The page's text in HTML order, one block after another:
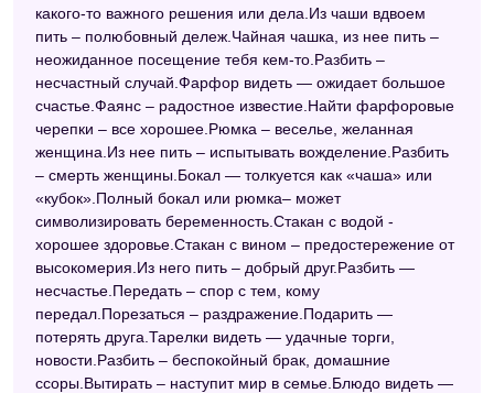
какого-то важного решения или дела.Из чаши вдвоем
пить – полюбовный дележ.Чайная чашка, из нее пить –
неожиданное посещение тебя кем-то.Разбить –
несчастный случай.Фарфор видеть — ожидает большое
счастье.Фаянс – радостное известие.Найти фарфоровые
черепки – все хорошее.Рюмка – веселье, желанная
женщина.Из нее пить – испытывать вожделение.Разбить
– смерть женщины.Бокал — толкуется как «чаша» или
«кубок».Полный бокал или рюмка– может
символизировать беременность.Стакан с водой -
хорошее здоровье.Стакан с вином – предостережение от
высокомерия.Из него пить – добрый друг.Разбить —
несчастье.Передать – спор с тем, кому
передал.Порезаться – раздражение.Подарить —
потерять друга.Тарелки видеть — удачные торги,
новости.Разбить – беспокойный брак, домашние
ссоры.Вытирать – наступит мир в семье.Блюдо видеть —